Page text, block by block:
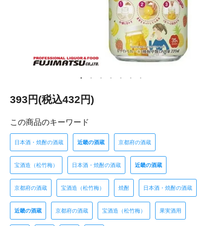
393円(税込432円)
この商品のキーワード
日本酒・焼酎の酒蔵 近畿の酒蔵 京都府の酒蔵
宝酒造（松竹梅） 日本酒・焼酎の酒蔵 近畿の酒蔵
京都府の酒蔵 宝酒造（松竹梅） 焼酎 日本酒・焼酎の酒蔵
近畿の酒蔵 京都府の酒蔵 宝酒造（松竹梅） 果実酒用